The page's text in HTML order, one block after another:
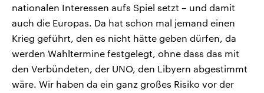
nationalen Interessen aufs Spiel setzt – und damit
auch die Europas. Da hat schon mal jemand einen
Krieg geführt, den es nicht hätte geben dürfen, da
werden Wahltermine festgelegt, ohne dass das mit
den Verbündeten, der UNO, den Libyern abgestimmt
wäre. Wir haben da ein ganz großes Risiko vor der